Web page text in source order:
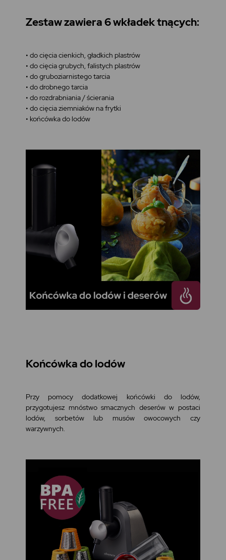
Zestaw zawiera 6 wkładek tnących:
• do cięcia cienkich, gładkich plastrów
• do cięcia grubych, falistych plastrów
• do gruboziarnistego tarcia
• do drobnego tarcia
• do rozdrabniania / ścierania
• do cięcia ziemniaków na frytki
• końcówka do lodów
Końcówka do lodów
Przy pomocy dodatkowej końcówki do lodów,
przygotujesz mnóstwo smacznych deserów w postaci
lodów, sorbetów lub musów owocowych czy
warzywnych.